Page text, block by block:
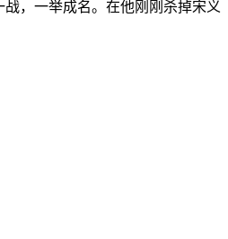
，一举成名。在他刚刚杀掉宋义